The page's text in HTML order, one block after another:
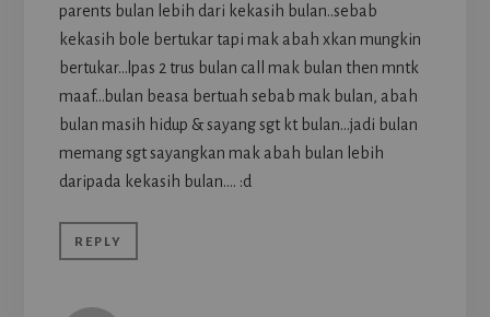
parents bulan lebih dari kekasih bulan..sebab
kekasih bole bertukar tapi mak abah xkan mungkin
bertukar…lpas 2 trus bulan call mak bulan then mntk
maaf…bulan beasa bertuah sebab mak bulan, abah
bulan masih hidup & sayang sgt kt bulan…jadi bulan
memang sgt sayangkan mak abah bulan lebih
daripada kekasih bulan…. :d
REPLY